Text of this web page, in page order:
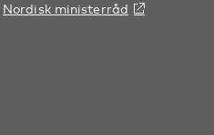
Nordisk ministerråd